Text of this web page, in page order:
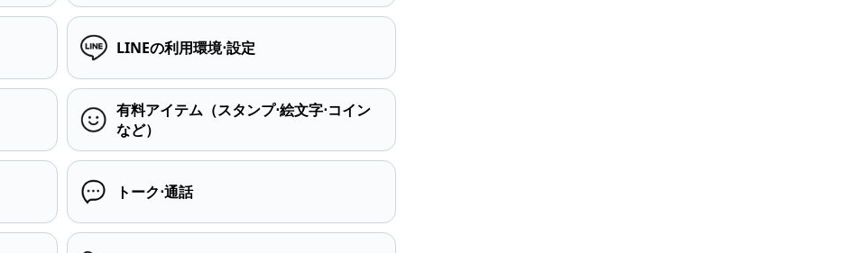
LINEの利用環境⋅設定
有料アイテム（スタンプ⋅絵文字⋅コイン
など）
トーク⋅通話